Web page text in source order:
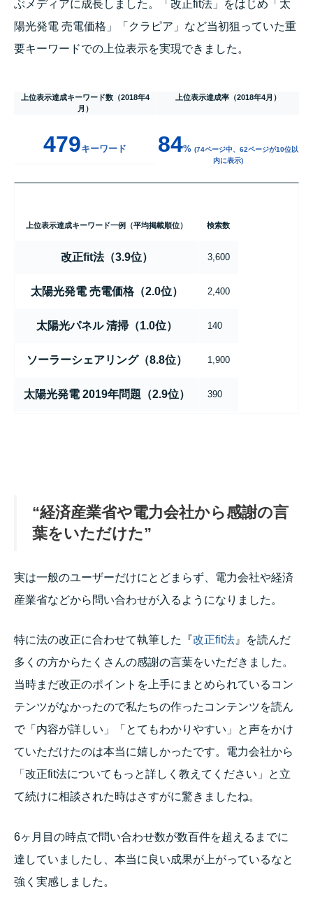
ぶメディアに成長しました。「改正fit法」をはじめ「太
陽光発電 売電価格」「クラピア」など当初狙っていた重
要キーワードでの上位表示を実現できました。
上位表示達成キーワード数（2018年4
月）
479キーワード
上位表示達成率（2018年4月）
84% (74ページ中、62ページが10位以
内に表示)
上位表示達成キーワード一例（平均掲載順位） 検索数
改正fit法（3.9位） 3,600
太陽光発電 売電価格（2.0位） 2,400
太陽光パネル 清掃（1.0位） 140
ソーラーシェアリング（8.8位） 1,900
太陽光発電 2019年問題（2.9位） 390
“経済産業省や電力会社から感謝の言
葉をいただけた”
実は一般のユーザーだけにとどまらず、電力会社や経済
産業省などから問い合わせが入るようになりました。
特に法の改正に合わせて執筆した『改正fit法 』を読んだ
多くの方からたくさんの感謝の言葉をいただきました。
当時まだ改正のポイントを上手にまとめられているコン
テンツがなかったので私たちの作ったコンテンツを読ん
で「内容が詳しい」「とてもわかりやすい」と声をかけ
ていただけたのは本当に嬉しかったです。電力会社から
「改正fit法についてもっと詳しく教えてください」と立
て続けに相談された時はさすがに驚きましたね。
6ヶ月目の時点で問い合わせ数が数百件を超えるまでに
達していましたし、本当に良い成果が上がっているなと
強く実感しました。